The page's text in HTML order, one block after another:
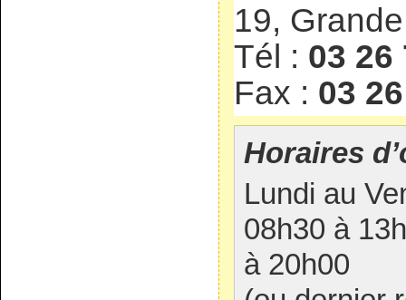
19,
Tél : 03 26
Fax : 03
Horaires
Lundi au
08h30 à
à 20h00